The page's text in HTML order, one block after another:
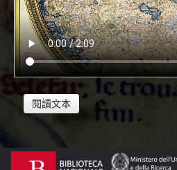
閱讀文本
毛羅修士（Fra Mauro, 活躍於
間）在他的世界地圖中多次提